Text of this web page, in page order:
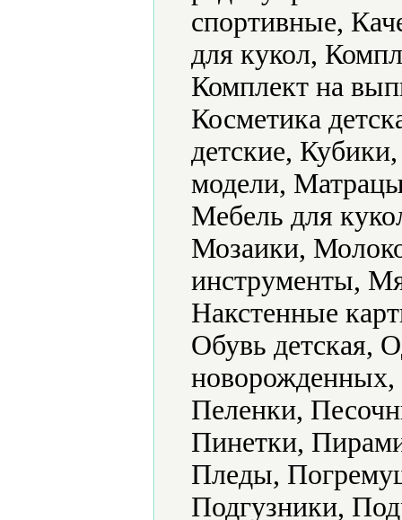
спортивные,
для кукол,
Комплект на
Косметика
детские,
модели,
Мебель для
Мозаики,
инструменты,
Накстенные
Обувь детская,
Пеленки,
Пинетки,
Пледы,
Подгузники,